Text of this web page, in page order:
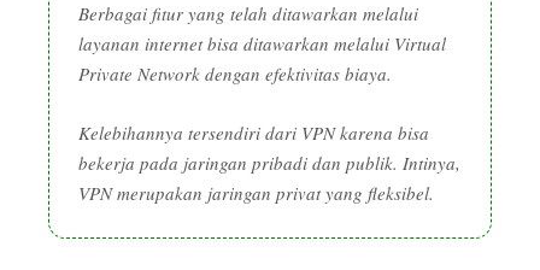
Berbagai fitur yang telah ditawarkan melalui
layanan internet bisa ditawarkan melalui Virtual
Private Network dengan efektivitas biaya.
Kelebihannya tersendiri dari VPN karena bisa
bekerja pada jaringan pribadi dan publik. Intinya,
VPN merupakan jaringan privat yang fleksibel.